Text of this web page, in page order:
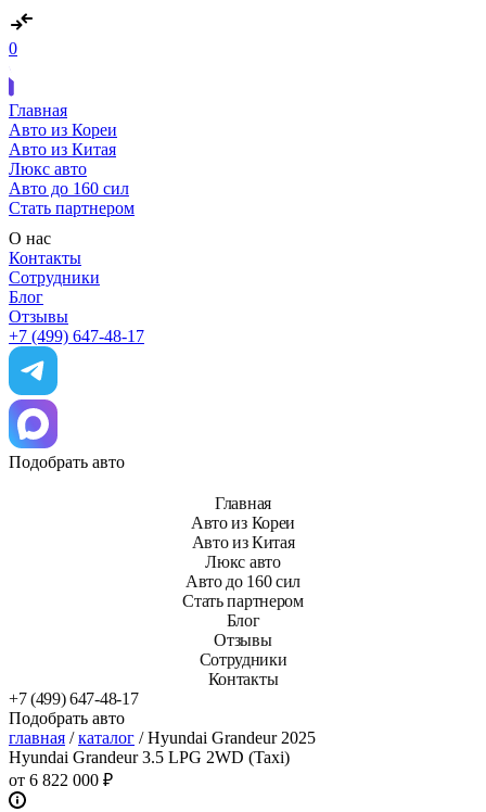
0
Главная
Авто из Кореи
Авто из Китая
Люкс авто
Авто до 160 сил
Стать партнером
О нас
Контакты
Сотрудники
Блог
Отзывы
+7 (499) 647-48-17
Подобрать авто
Главная
Авто из Кореи
Авто из Китая
Люкс авто
Авто до 160 сил
Стать партнером
Блог
Отзывы
Сотрудники
Контакты
+7 (499) 647-48-17
Подобрать авто
главная / каталог / Hyundai Grandeur 2025
Hyundai Grandeur 3.5 LPG 2WD (Taxi)
от 6 822 000 ₽